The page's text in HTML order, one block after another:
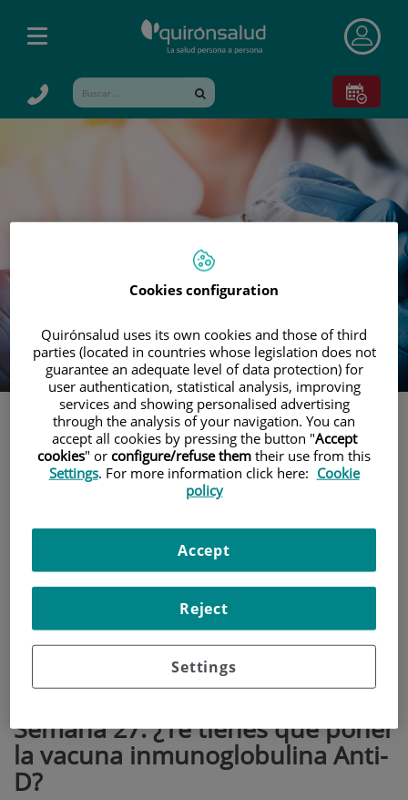
Toggle
navigation
Buscar
Etapas Estoy embarazada Segundo trimestre
Semana 27. ¿Te tienes
que poner la vacuna inmunoglobulina Anti-D?
Secciones
¿Qué es la vacuna de inmunoglobulina Anti-D?
Semana 27. ¿Te tienes que poner
la vacuna inmunoglobulina Anti-
D?
Cookies configuration
Quirónsalud uses its own cookies and those of third
parties (located in countries whose legislation does not
guarantee an adequate level of data protection) for
user authentication, statistical analysis, improving
services and showing personalised advertising
through the analysis of your navigation. You can
accept all cookies by pressing the button "Accept
cookies" or configure/refuse them their use from this
Settings. For more information click here: Cookie
policy
Settings
Reject
Accept